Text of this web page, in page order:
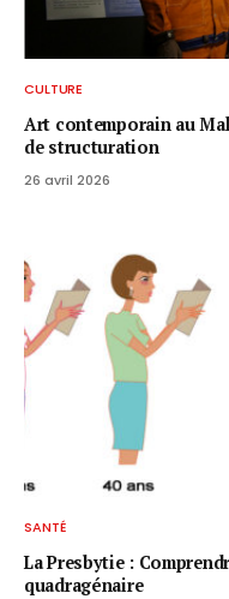
CULTURE
Art contemporain au
de structuration
26 avril 2026
SANTÉ
La Presbytie :
quadragénaire